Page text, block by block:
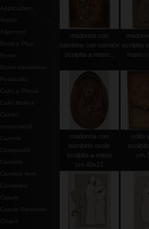
Applicazioni
Arazzi
Aspersori
Bordi e Pizzi
Borse
Borse elemosina-
Portacalici
Calici e Pissidi
Calici Molina
Campanelli
Candele
Candele finte
Candelieri
Casule
Casule Pietrobon
Cingoli
madonna con
bambino con cornice
scolpita a mano...
scolpita
mano
madonna con
bambino ovale
scolpita a mano
cm.40x27
volto